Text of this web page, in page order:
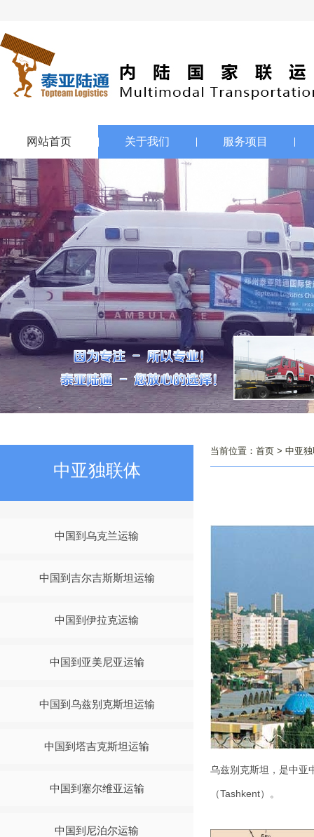
网站首页 关于我们 服务项目
中亚独联体
中国到乌克兰运输
中国到吉尔吉斯斯坦运输
中国到伊拉克运输
中国到亚美尼亚运输
中国到乌兹别克斯坦运输
中国到塔吉克斯坦运输
中国到塞尔维亚运输
中国到尼泊尔运输
当前位置： 首页 > 中亚
乌兹别克斯坦，是中亚
（Tashkent）。